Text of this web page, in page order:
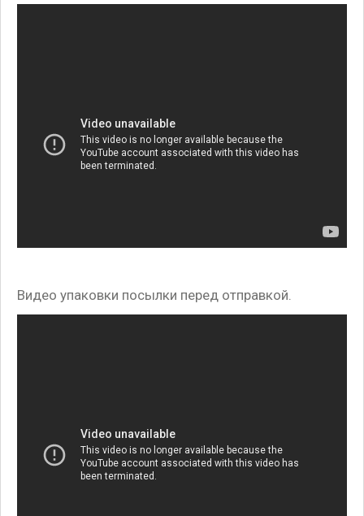
Видео упаковки посылки перед отправкой.